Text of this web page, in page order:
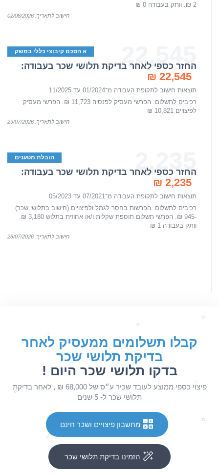
2 ₪. וותק בעבודה 0 ₪
חישוב לתאריך: 02/08/2026
22,545 א הסכם קיבוצי כללי במשק
החזר כספי לאחר בדיקת תלושי שכר בעבודה:
22,545 ₪
תוצאות חישוב לתקופת העבודה מ־01/2024 עד 11/2025
רכיבים לתשלום: הפרשי מעסיק לפנסיה 11,723 ₪. הפרשי מעסיק
לפיצויים 10,821 ₪
חישוב לתאריך: 29/07/2026
2,235 הובלת מטענים
החזר כספי לאחר בדיקת תלושי שכר בעבודה:
2,235 ₪
תוצאות חישוב לתקופת העבודה מ־07/2021 עד 05/2023
רכיבים לתשלום: הפרשות בחסר לגמל ולפיצויים (חישוב בתלושי שכר)
-945 ₪. הפרשי תשלום תוספת שקלית ו/או אחוזית בתלוש 3,180 ₪.
וותק בעבודה 1 ₪
חישוב לתאריך: 28/07/2026
קבלו תשלומים ממעסיק לאחר
בדיקת תלושי שכר
בדקו תלושי שכר היום !
פיצוי כספי ממוצע לעובד שכיר ע״ס של 68,000 ₪ , לאחר בדיקת
תלושי שכר ל- 5 שנים
מחשבון פיצויים ושכר חינם